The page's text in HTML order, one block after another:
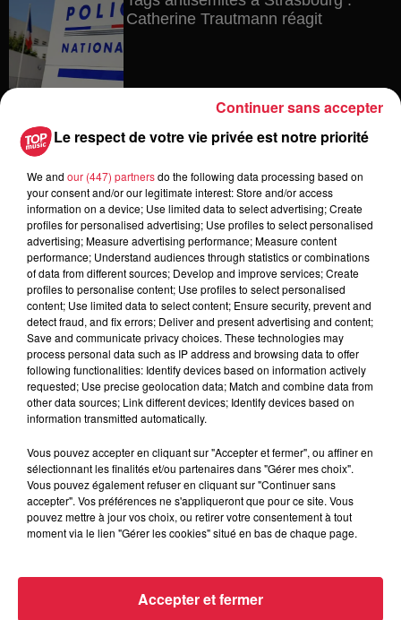
Catherine Trautmann réagit
avec les flamants rouges
6 août 2026
Les dernières infos sur la venue du
pape à Metz en septembre
5 août 2026
Europa-Park : des précisons sur
l’après Euro-Mir
Dans la même série
Thierry du Domaine Wunsch et
Mann à Wettolsheim !
Thierry du Domaine Wunsch et Mann à
Le respect de votre vie privée est notre priorité
We and our (447) partnersdo the following data processing based on
your consent and/or our legitimate interest: Store and/or access
information on a device; Use limited data to select advertising; Create
profiles for personalised advertising; Use profiles to select personalised
advertising; Measure advertising performance; Measure content
performance; Understand audiences through statistics or combinations
of data from different sources; Develop and improve services; Create
profiles to personalise content; Use profiles to select personalised
content; Use limited data to select content; Ensure security, prevent and
detect fraud, and fix errors; Deliver and present advertising and content;
Save and communicate privacy choices. These technologies may
process personal data such as IP address and browsing data to offer
following functionalities: Identify devices based on information actively
requested; Use precise geolocation data; Match and combine data from
other data sources; Link different devices; Identify devices based on
information transmitted automatically.
Vous pouvez accepter en cliquant sur "Accepter et fermer", ou affiner en
sélectionnant les finalités et/ou partenaires dans "Gérer mes choix".
Vous pouvez également refuser en cliquant sur "Continuer sans
accepter". Vos préférences ne s'appliqueront que pour ce site. Vous
pouvez mettre à jour vos choix, ou retirer votre consentement à tout
moment via le lien "Gérer les cookies" situé en bas de chaque page.
Accepter et fermer
Continuer sans accepter